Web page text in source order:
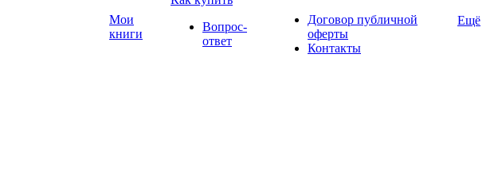
Мои
книги
Вопрос-
ответ
Договор публичной
оферты
Контакты
Ещё